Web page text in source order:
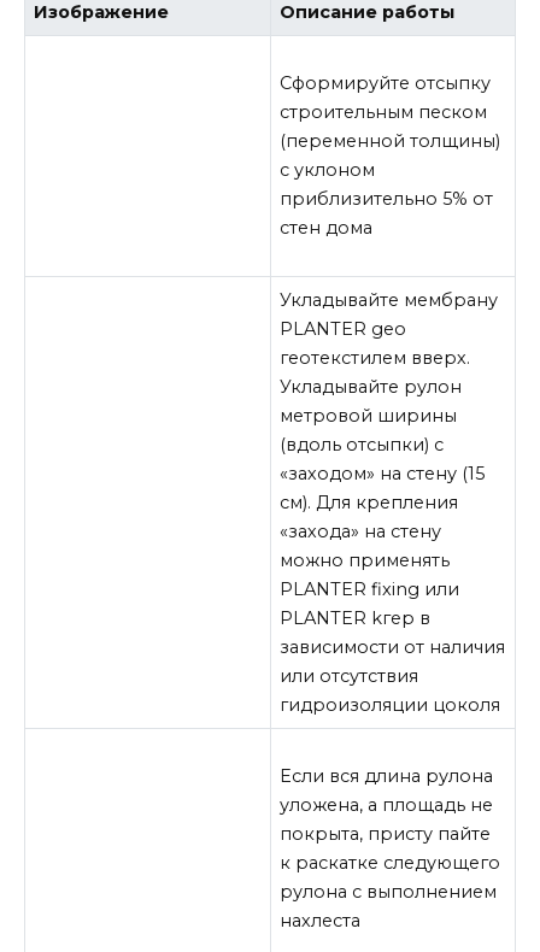
Изображение Описание работы
Сформируйте отсыпку
строительным песком
(переменной толщины)
с уклоном
приблизительно 5% от
стен дома
Укладывайте мембрану
PLANTER geo
геотекстилем вверх.
Укладывайте рулон
метровой ширины
(вдоль отсыпки) с
«заходом» на стену (15
см). Для крепления
«захода» на стену
можно применять
PLANTER fixing или
PLANTER kгер в
зависимости от наличия
или отсутствия
гидроизоляции цоколя
Если вся длина рулона
уложена, а площадь не
покрыта, присту пайте
к раскатке следующего
рулона с выполнением
нахлеста